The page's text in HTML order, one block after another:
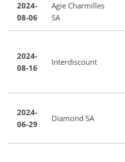
2024-
08-06
Agie Charmilles
SA
2024-
08-16
Interdiscount
2024-
06-29
Diamond SA